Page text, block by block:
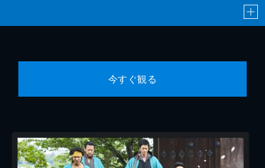
今すぐ観る